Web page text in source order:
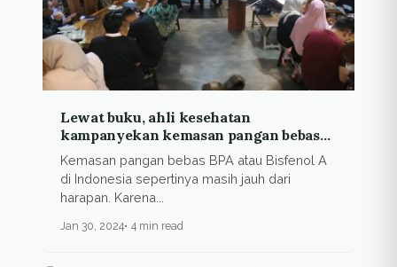
Lewat buku, ahli kesehatan
kampanyekan kemasan pangan bebas
BPA
Kemasan pangan bebas BPA atau Bisfenol A
di Indonesia sepertinya masih jauh dari
harapan. Karena...
Jan 30, 2024 4 min read